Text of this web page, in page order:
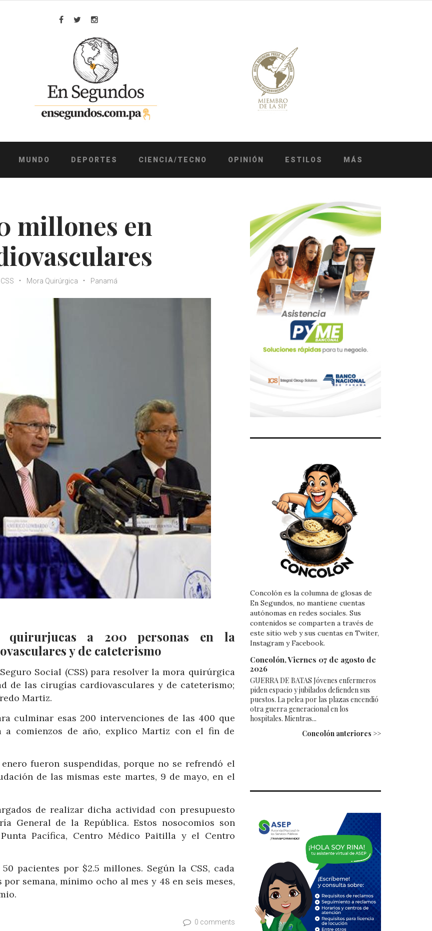
Facebook
TwitterInstagram
MUNDO DEPORTES CIENCIA/TECNO OPINIÓN ESTILOS MÁS
millones en
CSS Mora Quirúrgica Panamá
quirurjucas a 200 personas en la
y de cateterismo
Social (CSS) para resolver la mora quirúrgica
de las cirugías cardiovasculares y de cateterismo;
Martiz.
culminar esas 200 intervenciones de las 400 que
a comienzos de año, explico Martiz con el fin de
fueron suspendidas, porque no se refrendó el
de las mismas este martes, 9 de mayo, en el
de realizar dicha actividad con presupuesto
General de la República. Estos nosocomios son
Pacífica, Centro Médico Paitilla y el Centro
pacientes por $2.5 millones. Según la CSS, cada
semana, mínimo ocho al mes y 48 en seis meses,
0 comments
Concolón es la columna de glosas de
En Segundos, no mantiene cuentas
autónomas en redes sociales. Sus
contenidos se comparten a través de
este sitio web y sus cuentas en Twiter,
Instagram y Facebook.
Concolón, Viernes 07 de agosto de
2026
GUERRA DE BATAS Jóvenes enfermeros
piden espacio y jubilados defienden sus
puestos. La pelea por las plazas encendió
otra guerra generacional en los
hospitales. Mientras...
Concolón anteriores >>